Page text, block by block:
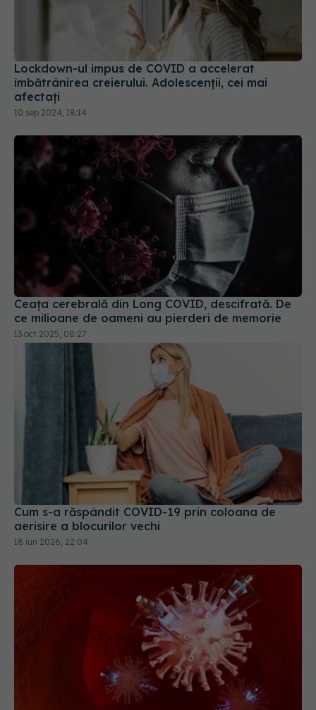
Lockdown-ul impus de COVID a accelerat
îmbătrânirea creierului. Adolescenții, cei mai
10 sep 2024, 18:14
Ceața cerebrală din Long COVID, descifrată. De
ce milioane de oameni au pierderi de memorie
13 oct 2025, 08:27
Cum s-a răspândit COVID-19 prin coloana de
aerisire a blocurilor vechi
18 iun 2026, 22:04
Celule zombie în vasele de sânge. Uite ce s-a
întâmplat cu sângele tău dacă ai avut COVID